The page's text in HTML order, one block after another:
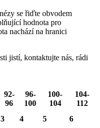
se řiďte obvodem
hodnota pro
nachází na hranici
jistí, kontaktujte nás, rádi
92-
96
96-
100
100-
104
104-
112
3 4 5 6